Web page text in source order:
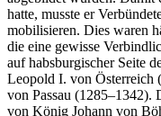
hatte, musste er
mobilisieren. Dies waren
die eine gewisse
auf habsburgischer Seite
Leopold I. von Österreich
von Passau (1285–1342).
von König Johann von